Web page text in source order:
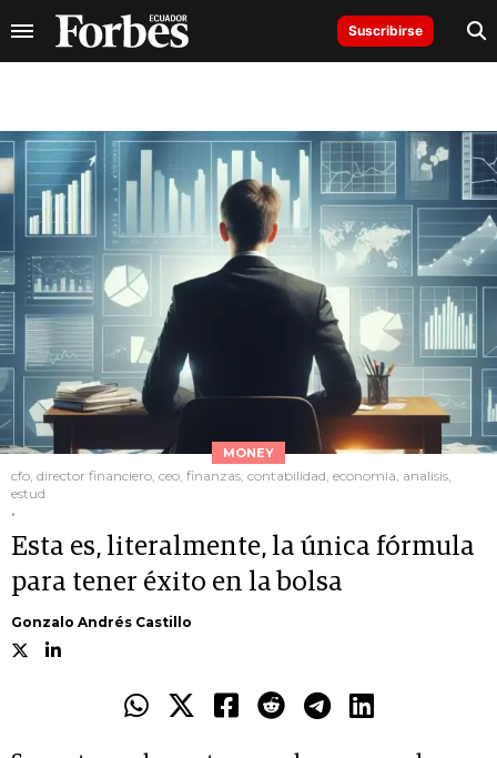
Suscribirse
MONEY
cfo, director financiero, ceo, finanzas, contabilidad, economia, analisis,
estud
.
Esta es, literalmente, la única fórmula
para tener éxito en la bolsa
Gonzalo Andrés Castillo